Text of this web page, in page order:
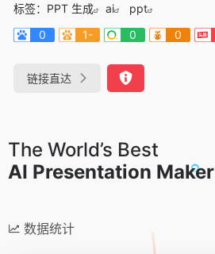
标签： PPT 生成 ai
ppt
0
1- 0 0
链接直达
The World’s Best
AI Presentation Maker
数据统计